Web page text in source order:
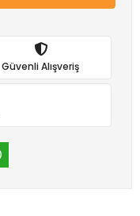
Güvenli Alışveriş